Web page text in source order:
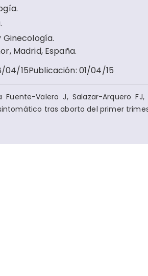
Madrid, España.
04/15Publicación: 01/04/15
Valero J, Salazar-Arquero
tras aborto del primer